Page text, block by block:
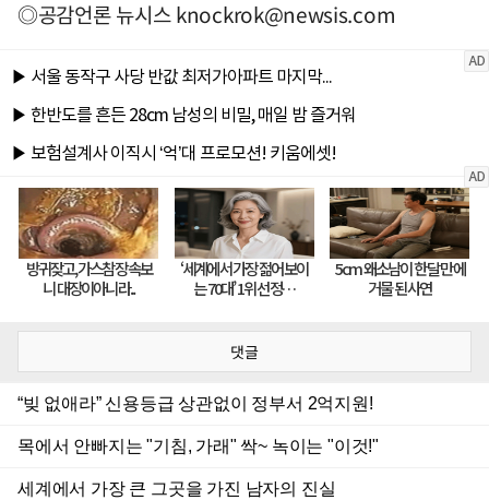
◎공감언론 뉴시스knockrok@newsis.com
댓글